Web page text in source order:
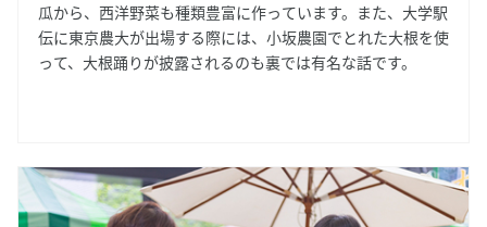
瓜から、西洋野菜も種類豊富に作っています。また、大学駅
伝に東京農大が出場する際には、小坂農園でとれた大根を使
って、大根踊りが披露されるのも裏では有名な話です。